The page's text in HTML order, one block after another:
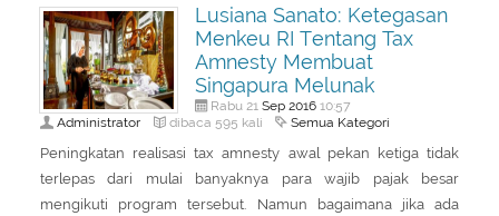
Lusiana Sanato: Ketegasan
Menkeu RI Tentang Tax
Amnesty Membuat
Singapura Melunak
Rabu 21 Sep 201610:57
Administrator dibaca 595 kali Semua Kategori
Peningkatan realisasi tax amnesty awal pekan ketiga tidak
terlepas dari mulai banyaknya para wajib pajak besar
mengikuti program tersebut. Namun bagaimana jika ada